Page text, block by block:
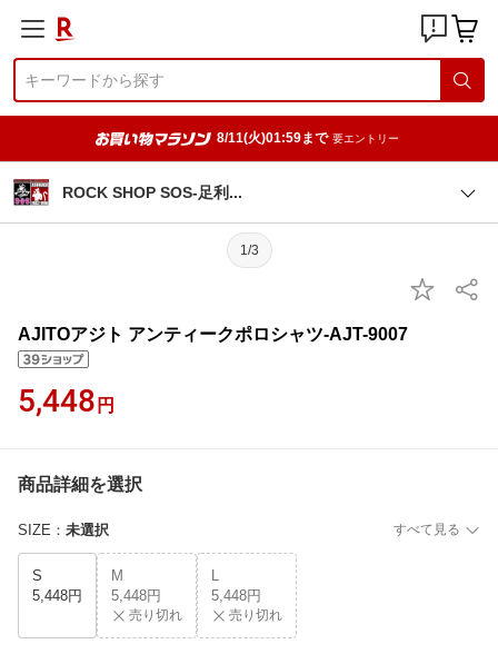
8/11(火)01:59まで 要エントリー
ROCK SHOP SOS-足利
1/3
AJITOアジト アンティークポロシャツ-AJT-9007
5,448 円
商品詳細を選択
SIZE ： 未選択 すべて見る
S
5,448円
M
5,448円
売り切れ
L
5,448円
売り切れ